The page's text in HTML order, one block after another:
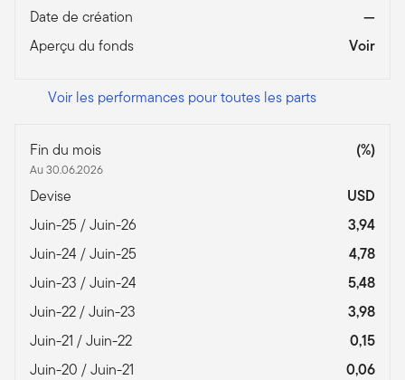
Date de création
—
Aperçu du fonds
Voir
Voir les performances pour toutes les parts
Fin du mois
Au 30.06.2026
(%)
Devise
USD
Juin-25 / Juin-26
3,94
Juin-24 / Juin-25
4,78
Juin-23 / Juin-24
5,48
Juin-22 / Juin-23
3,98
Juin-21 / Juin-22
0,15
Juin-20 / Juin-21
0,06